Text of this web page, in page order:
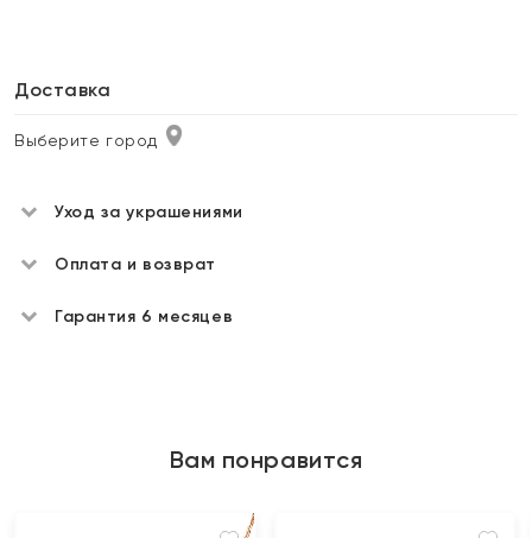
Доставка
Выберите город
Уход за украшениями
Оплата и возврат
Гарантия 6 месяцев
Вам понравится